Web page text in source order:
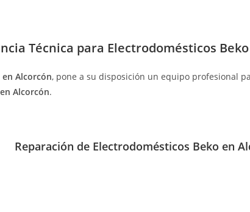
Técnica para Electrodomésticos
Alcorcón, pone a su disposición un equipo profesional
Alcorcón.
Reparación de Electrodomésticos Beko en